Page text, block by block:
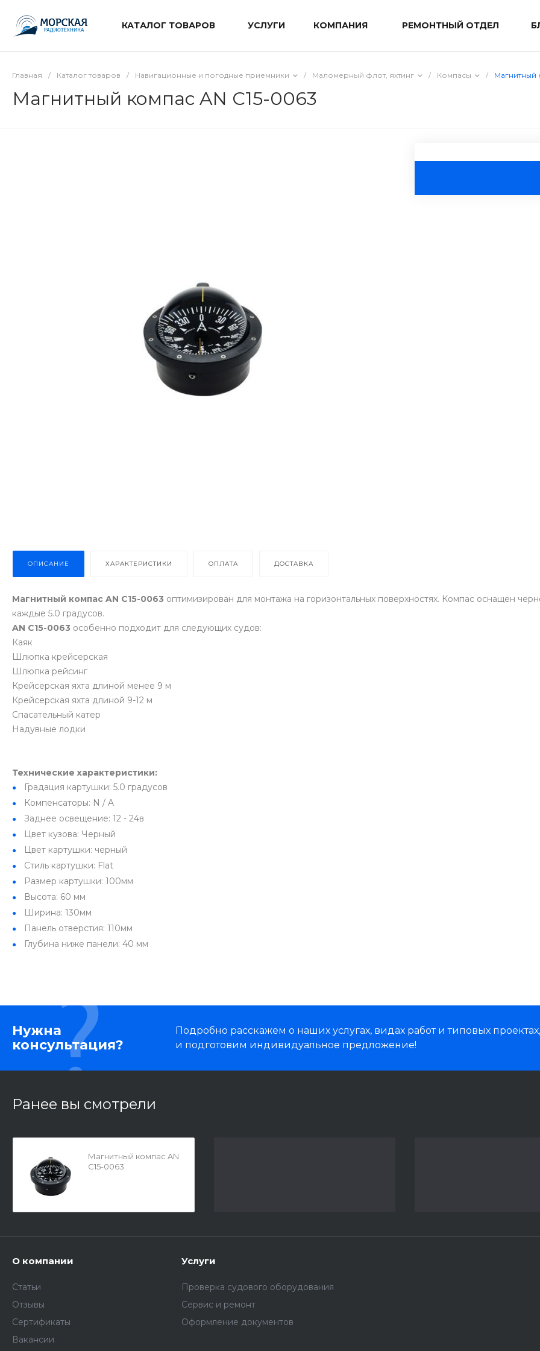
КАТАЛОГ ТОВАРОВ УСЛУГИ КОМПАНИЯ РЕМОНТНЫЙ ОТДЕЛ
Главная / Каталог товаров / Навигационные и погодные приемники / Маломерный флот, яхтинг / Компасы / Магнитный
Магнитный компас AN C15-0063
ОПИСАНИЕ ХАРАКТЕРИСТИКИ ОПЛАТА ДОСТАВКА
Магнитный компас AN C15-0063 оптимизирован для монтажа на горизонтальных поверхностях. Компас оснащен
каждые 5.0 градусов.
AN C15-0063 особенно подходит для следующих судов:
Каяк
Шлюпка крейсерская
Шлюпка рейсинг
Крейсерская яхта длиной менее 9 м
Крейсерская яхта длиной 9-12 м
Спасательный катер
Надувные лодки
Технические характеристики:
Градация картушки: 5.0 градусов
Компенсаторы: N / A
Заднее освещение: 12 - 24в
Цвет кузова: Черный
Цвет картушки: черный
Стиль картушки: Flat
Размер картушки: 100мм
Высота: 60 мм
Ширина: 130мм
Панель отверстия: 110мм
Глубина ниже панели: 40 мм
Нужна
консультация?
Подробно расскажем о наших услугах, видах работ и типовых
и подготовим индивидуальное предложение!
Ранее вы смотрели
Магнитный компас AN
C15-0063
О компании
Статьи
Отзывы
Сертификаты
Вакансии
Услуги
Проверка судового оборудования
Сервис и ремонт
Оформление документов